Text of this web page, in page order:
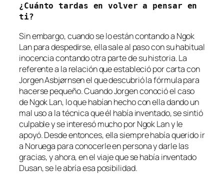
¿Cuánto tardas en volver a pensar en
ti?
Sin embargo, cuando se lo están contando a Ngok
Lan para despedirse, ella sale al paso con su habitual
inocencia contando otra parte de su historia. La
referente a la relación que estableció por carta con
Jorgen Asbjørnsen el que descubrió la fórmula para
hacerse pequeño. Cuando Jorgen conoció el caso
de Ngok Lan, lo que habían hecho con ella dando un
mal uso a la técnica que él había inventado, se sintió
culpable y se interesó mucho por Ngok Lan y le
apoyó. Desde entonces, ella siempre había querido ir
a Noruega para conocerle en persona y darle las
gracias, y ahora, en el viaje que se había inventado
Dusan, se le abría esa posibilidad.